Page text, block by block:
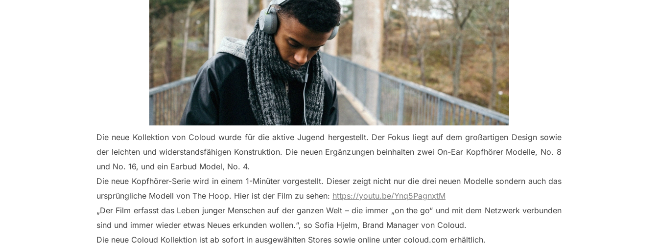
Die neue Kollektion von Coloud wurde für die aktive Jugend hergestellt. Der Fokus liegt auf dem großartigen Design sowie
der leichten und widerstandsfähigen Konstruktion. Die neuen Ergänzungen beinhalten zwei On-Ear Kopfhörer Modelle, No. 8
und No. 16, und ein Earbud Model, No. 4.
Die neue Kopfhörer-Serie wird in einem 1-Minüter vorgestellt. Dieser zeigt nicht nur die drei neuen Modelle sondern auch das
ursprüngliche Modell von The Hoop. Hier ist der Film zu sehen: https://youtu.be/Ynq5PagnxtM
„Der Film erfasst das Leben junger Menschen auf der ganzen Welt – die immer „on the go“ und mit dem Netzwerk verbunden
sind und immer wieder etwas Neues erkunden wollen.“, so Sofia Hjelm, Brand Manager von Coloud.
Die neue Coloud Kollektion ist ab sofort in ausgewählten Stores sowie online unter coloud.com erhältlich.